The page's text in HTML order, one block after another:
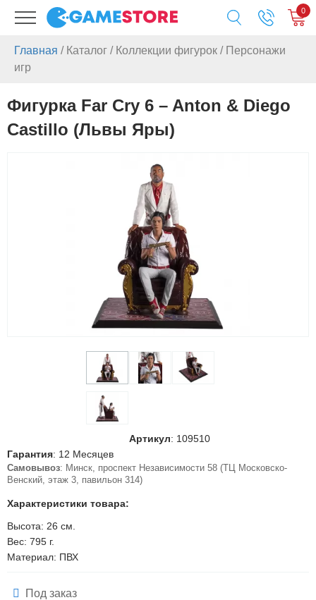
0
Главная / Каталог / Коллекции фигурок / Персонажи
игр
Фигурка Far Cry 6 – Anton & Diego
Castillo (Львы Яры)
Артикул: 109510
Гарантия: 12 Месяцев
Самовывоз: Минск, проспект Независимости 58 (ТЦ Московско-
Венский, этаж 3, павильон 314)
Характеристики товара:
Высота: 26 см.
Вес: 795 г.
Материал: ПВХ
Под заказ